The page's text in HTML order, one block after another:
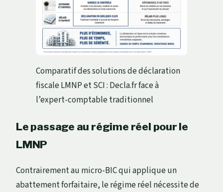
Comparatif des solutions de déclaration
fiscale LMNP et SCI : Decla.fr face à
l’expert-comptable traditionnel
Le passage au régime réel pour le
LMNP
Contrairement au micro-BIC qui applique un
abattement forfaitaire, le régime réel nécessite de